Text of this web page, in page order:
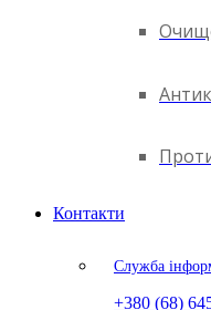
Контакти
Служба
+380 (68)